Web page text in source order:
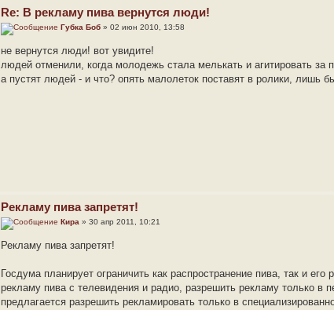
Re: В рекламу пива вернутся люди!
Губка Боб » 02 июн 2010, 13:58
не вернутся люди! вот увидите!
людей отменили, когда молодежь стала мелькать и агитировать за
а пустят людей - и что? опять малолеток поставят в ролики, лишь
Рекламу пива запретят!
Кира » 30 апр 2011, 10:21
Рекламу пива запретят!
Госдума планирует ограничить как распространение пива, так и
рекламу пива с телевидения и радио, разрешить рекламу только в
предлагается разрешить рекламировать только в